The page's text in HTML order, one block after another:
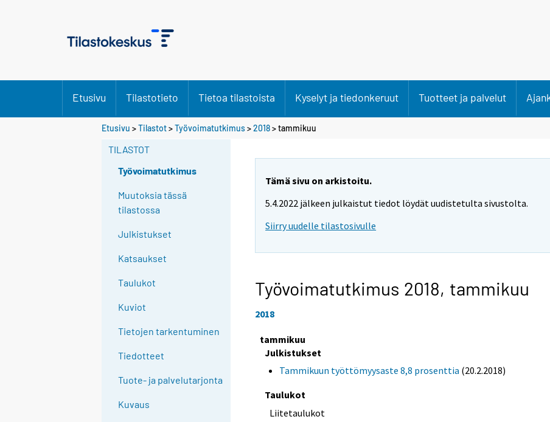
Etusivu Tilastotieto Tietoa tilastoista Kyselyt ja tiedonkeruut Tuotteet ja palvelut
Etusivu >Tilastot>Työvoimatutkimus>2018>tammikuu
TILASTOT
Työvoimatutkimus
Muutoksia tässä
tilastossa
Julkistukset
Katsaukset
Taulukot
Kuviot
Tietojen tarkentuminen
Tiedotteet
Tuote- ja palvelutarjonta
Kuvaus
Tämä sivu on arkistoitu.
5.4.2022 jälkeen julkaistut tiedot löydät uudistetulta sivustolta.
Siirry uudelle tilastosivulle
Työvoimatutkimus 2018, tammikuu
2018
tammikuu
Julkistukset
Tammikuun työttömyysaste 8,8 prosenttia (20.2.2018)
Taulukot
Liitetaulukot